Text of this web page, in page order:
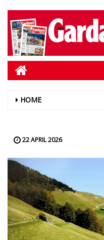
HOME
22 APRIL 2026